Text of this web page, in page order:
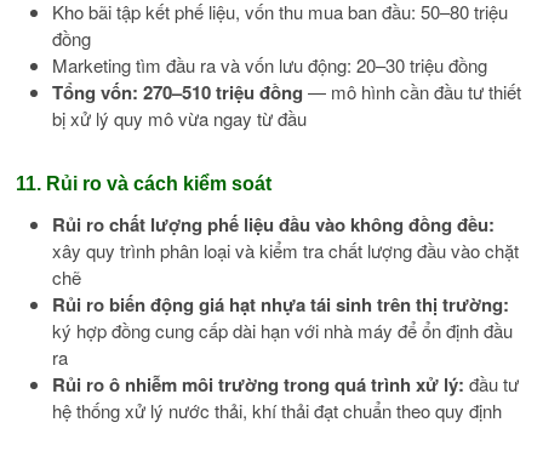
Kho bãi tập kết phế liệu, vốn thu mua ban đầu: 50–80 triệu
đồng
Marketing tìm đầu ra và vốn lưu động: 20–30 triệu đồng
Tổng vốn: 270–510 triệu đồng — mô hình cần đầu tư thiết
bị xử lý quy mô vừa ngay từ đầu
11. Rủi ro và cách kiểm soát
Rủi ro chất lượng phế liệu đầu vào không đồng đều:
xây quy trình phân loại và kiểm tra chất lượng đầu vào chặt
chẽ
Rủi ro biến động giá hạt nhựa tái sinh trên thị trường:
ký hợp đồng cung cấp dài hạn với nhà máy để ổn định đầu
ra
Rủi ro ô nhiễm môi trường trong quá trình xử lý: đầu tư
hệ thống xử lý nước thải, khí thải đạt chuẩn theo quy định